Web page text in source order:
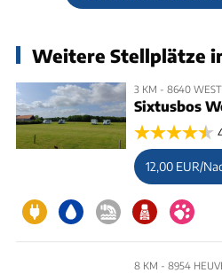
Weitere Stellplätze
3 KM - 8640
Sixtusbos
12,00 EUR/
8 KM - 8954